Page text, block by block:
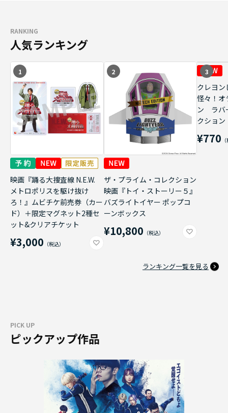
RANKING
人気ランキング
1
映画『踊る大捜査線 N.E.W.
メトロポリスを駆け抜け
ろ！』ムビチケ前売券（カー
ド）＋限定マグネット2種セ
ット&クリアチケット
¥3,000
2
ザ・プライム・コレクション
映画『トイ・ストーリー５』
バズライトイヤー ポップコ
ーンボックス
¥10,800
3
クレヨン
怪々！オ
ン ラバ
クショ
¥770
ランキング一覧を見る
PICK UP
ピックアップ作品